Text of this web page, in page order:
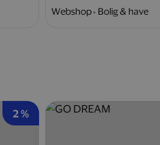
Webshop Bolig & have
2 %